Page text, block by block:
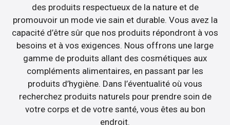
des produits respectueux de la nature et de
promouvoir un mode vie sain et durable. Vous avez la
capacité d’être sûr que nos produits répondront à vos
besoins et à vos exigences. Nous offrons une large
gamme de produits allant des cosmétiques aux
compléments alimentaires, en passant par les
produits d’hygiène. Dans l’éventualité où vous
recherchez produits naturels pour prendre soin de
votre corps et de votre santé, vous êtes au bon
endroit.